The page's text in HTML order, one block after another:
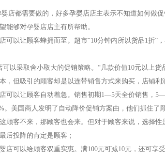
店都需要做的，好多孕婴店店主表示不知道如何做
能够对孕婴店店主有所帮助。
以让顾客蜂拥而至。超市“10分钟内所以货品1折”
以采取舍小取大的促销策略。“几款价值10元以上货
，但吸引的顾客却是以连带销售方式来购买，店铺利
以让顾客自动着急。销售初期1—5天全价销售，
。美国商人发明了自动降价促销方案由，他们抓住了
顾客不来，那顾客也会来。但对于顾客来说，选择
后投降的肯定是顾客；
可以给顾客双重实惠。满100元可减10元，还可享受